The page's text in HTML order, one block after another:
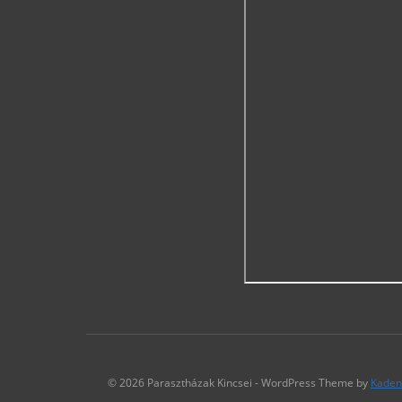
© 2026 Parasztházak Kincsei - WordPress Theme by